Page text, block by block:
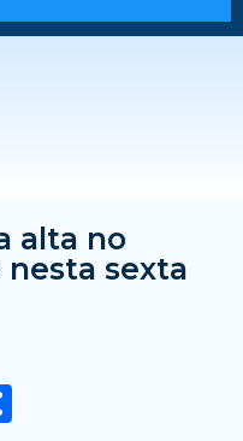
alta no
nesta sexta